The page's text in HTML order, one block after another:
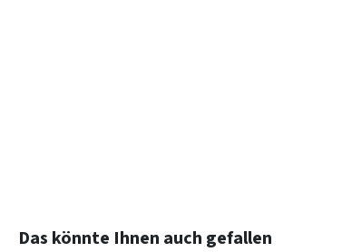
Produktgalerie überspringen
Das könnte Ihnen auch gefallen